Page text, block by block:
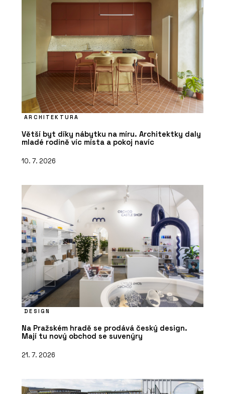
ARCHITEKTURA
Větší byt díky nábytku na míru. Architektky daly
mladé rodině víc místa a pokoj navíc
10. 7. 2026
DESIGN
Na Pražském hradě se prodává český design.
Mají tu nový obchod se suvenýry
21. 7. 2026